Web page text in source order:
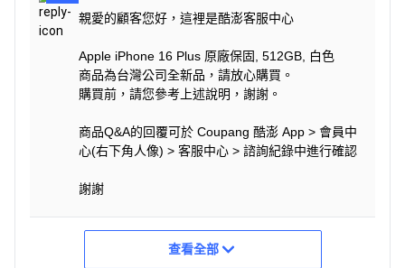
親愛的顧客您好，這裡是酷澎客服中心
Apple iPhone 16 Plus 原廠保固, 512GB, 白色
商品為台灣公司全新品，請放心購買。
購買前，請您參考上述說明，謝謝。
商品Q&A的回覆可於 Coupang 酷澎 App > 會員中
心(右下角人像) > 客服中心 > 諮詢紀錄中進行確認
謝謝
查看全部